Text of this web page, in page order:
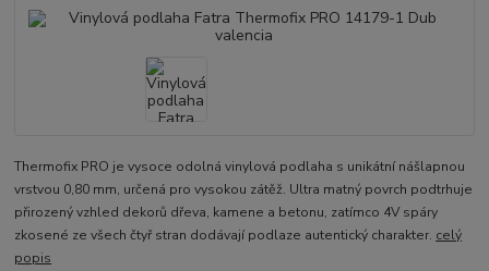
Thermofix PRO je vysoce odolná vinylová podlaha s unikátní nášlapnou
vrstvou 0,80 mm, určená pro vysokou zátěž. Ultra matný povrch podtrhuje
přirozený vzhled dekorů dřeva, kamene a betonu, zatímco 4V spáry
zkosené ze všech čtyř stran dodávají podlaze autentický charakter. celý
popis